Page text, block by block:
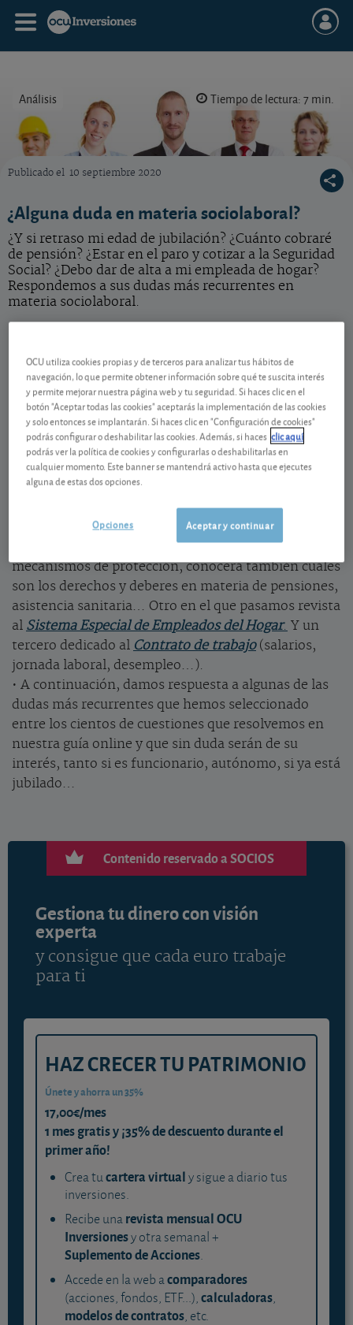
Análisis Tiempo de lectura: 7 min.
Puede consultar nuestra guía sociolaboral en www.ocu.org/inversiones/fiscalidad y
Publicado el 10 septiembre 2020
¿Alguna duda en materia sociolaboral?
¿Y si retraso mi edad de jubilación? ¿Cuánto cobraré
de pensión? ¿Estar en el paro y cotizar a la Seguridad
Social? ¿Debo dar de alta a mi empleada de hogar?
Respondemos a sus dudas más recurrentes en
materia sociolaboral.
Guía sociolaboral
Muchas y variopintas son las dudas en materia
sociolaboral que se nos plantean a lo largo de las
distintas etapas de nuestra vida. Cotizaciones a la
Seguridad Social, pensiones públicas de jubilación,
despido, cobro del paro… Cuestiones a las cuales
hemos tratado de responder en nuestra
que está dividida en tres bloques: uno
dedicado a laSeguridad Social en el que, además de
explicar qué es la Seguridad Social y cuáles son sus
mecanismos de protección, conocerá también cuáles
son los derechos y deberes en materia de pensiones,
asistencia sanitaria… Otro en el que pasamos revista
al Sistema Especial de Empleados del Hogar. Y un
tercero dedicado al Contrato de trabajo (salarios,
jornada laboral, desempleo…).
• A continuación, damos respuesta a algunas de las
dudas más recurrentes que hemos seleccionado
entre los cientos de cuestiones que resolvemos en
nuestra guía online y que sin duda serán de su
interés, tanto si es funcionario, autónomo, si ya está
jubilado…
Contenido reservado a SOCIOS
Gestiona tu dinero con visión
experta
y consigue que cada euro trabaje
para ti
HAZ CRECER TU PATRIMONIO
Únete y ahorra un 35%
17,00€/mes
1 mes gratis y ¡35% de descuento durante el
primer año!
Crea tucartera virtualy sigue a diario tus
inversiones.
Recibe unarevista mensual OCU
Inversionesy otra semanal +
Suplemento de Acciones.
Accede en la web acomparadores
(acciones, fondos, ETF...),calculadoras,
modelos de contratos, etc.
OCU utiliza cookies propias y de terceros para analizar tus hábitos de
navegación, lo que permite obtener información sobre qué te suscita interés
y permite mejorar nuestra página web y tu seguridad. Si haces clic en el
botón "Aceptar todas las cookies" aceptarás la implementación de las cookies
y solo entonces se implantarán. Si haces clic en "Configuración de cookies"
podrás configurar o deshabilitar las cookies. Además, si haces clic aquí
podrás ver la política de cookies y configurarlas o deshabilitarlas en
cualquier momento. Este banner se mantendrá activo hasta que ejecutes
alguna de estas dos opciones.
Aceptar y continuar
Opciones